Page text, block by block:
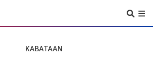
KABATAAN